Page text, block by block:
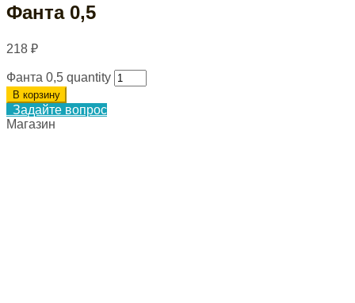
Фанта 0,5
218 ₽
Фанта 0,5 quantity
В корзину
Задайте вопрос
Магазин